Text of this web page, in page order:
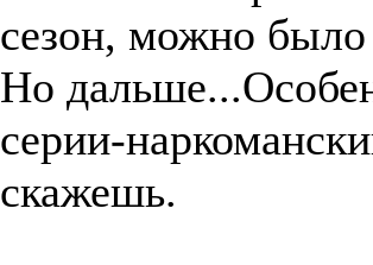
сезон, можно было
Но
серии-
скажешь.